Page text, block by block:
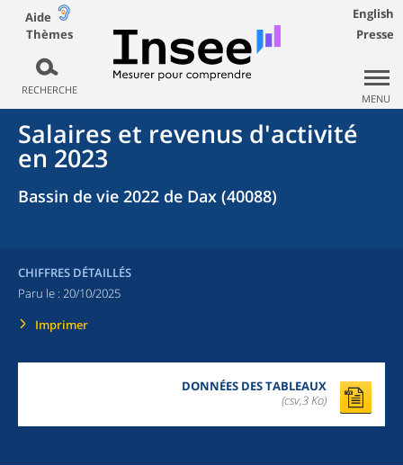
Aide
Thèmes
RECHERCHE
English
Presse
MENU
Salaires et revenus d'activité
en 2023
Bassin de vie 2022 de Dax (40088)
CHIFFRES DÉTAILLÉS
Paru le : 20/10/2025
Imprimer
DONNÉES DES TABLEAUX
(csv,3 Ko)